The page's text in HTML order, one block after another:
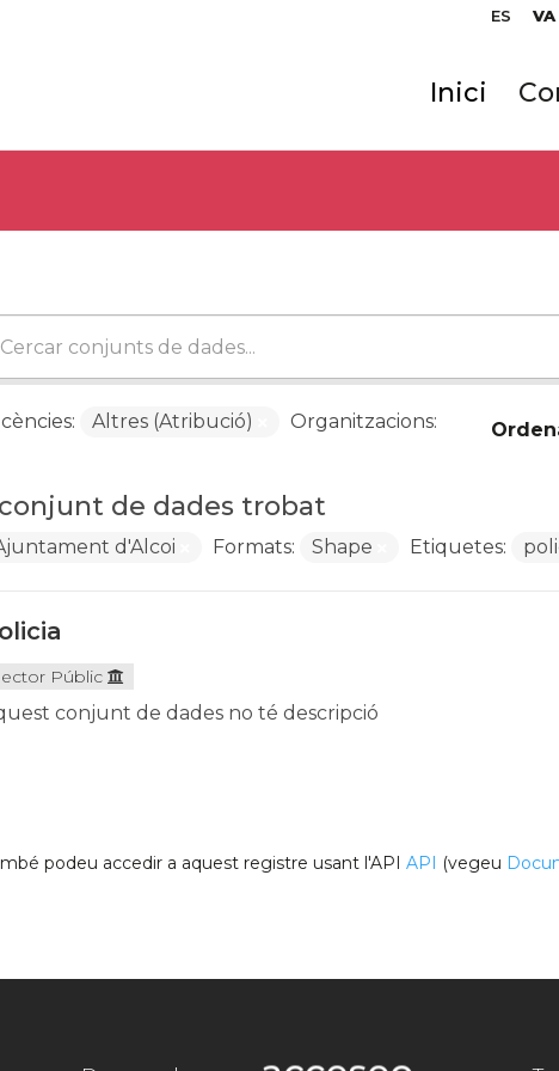
ES VA
Inici
conjunt de dades trobat
Altres (Atribució) Organitzacions:
d'Alcoi Formats: Shape Etiquetes:
Públic
conjunt de dades no té descripció
podeu accedir a aquest registre usant l'API API (vegeu